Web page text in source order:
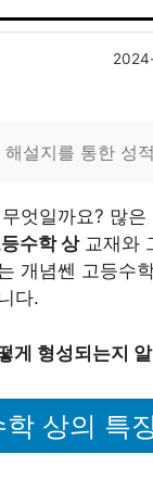
설지를 통한 성
엇일까요? 많
수학 상교재와
개념쎈 고등수
다.
게 형성되는지
상의 특